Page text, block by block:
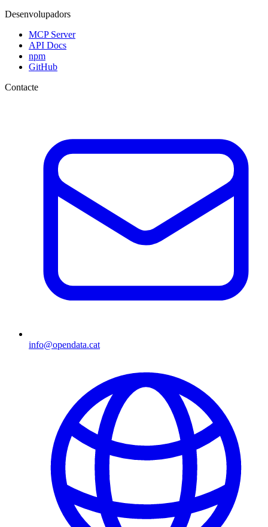
Desenvolupadors
MCP Server
API Docs
npm
GitHub
Contacte
info@opendata.cat